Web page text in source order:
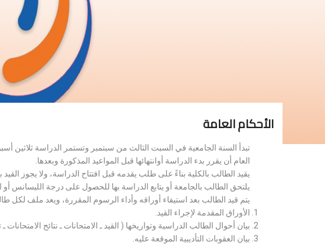
الأحكام العامة
تبدأ السنة الجامعية في السبت الثالث من سبتمبر وتستمر الدراسة
العام أن يقرر بدء الدراسة أوانتهائها قبل المواعيد المذكورة وبعدها.
يقيد الطالب بالكلية بناءً على طلب يقدمه قبل افتتاح الدراسة، ولا يجوز
يلتحق الطالب بالجامعة أو يتابع الدراسة بها للحصول على درجة الليسانس
يتم قيد الطالب بعد استيفاء أوراقه وأداء الرسوم المقررة، ويعد ملف
الأوراق المقدمة لإجراء القيد.
بيان أحوال الطالب الدراسية وتواريخها ( القيد ـ الامتحانات ـ نتائح الامتحانات ـ
بيان العقوبات التأديبية الموقعة عليه.